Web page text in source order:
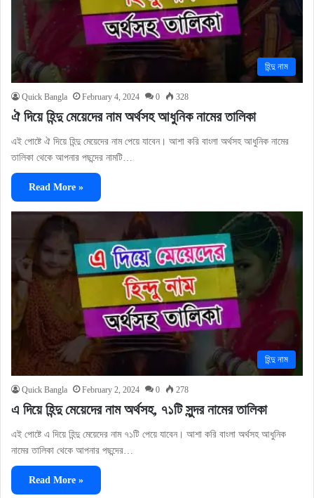
হিন্দু নাম
Quick Bangla February 4, 2024 0 328
ঐ দিয়ে হিন্দু মেয়েদের নাম অর্থসহ আধুনিক নামের তালিকা
এই পোষ্টে ঐ দিয়ে হিন্দু মেয়েদের নাম পেয়ে যাবেন। আশা করি বাংলা অর্থসহ আধুনিক নামের
তালিকা থেকে আপনার পছন্দের নামটি…
Read More »
হিন্দু নাম
Quick Bangla February 2, 2024 0 278
এ দিয়ে হিন্দু মেয়েদের নাম অর্থসহ, ৭১টি সুন্দর নামের তালিকা
এই পোষ্টে এ দিয়ে হিন্দু মেয়েদের নাম ৭১টি পেয়ে যাবেন। আশা করি বাংলা অর্থসহ আধুনিক
নামের তালিকা থেকে আপনার পছন্দের…
Read More »